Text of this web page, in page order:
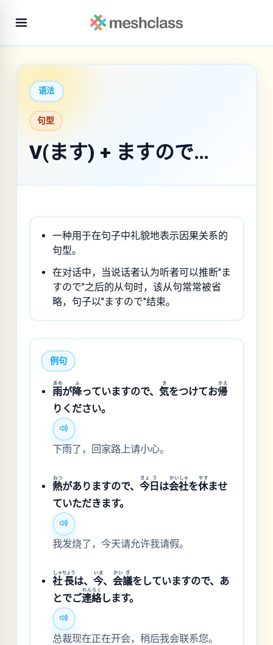
语法
句型
V(ます) + ますので…
一种用于在句子中礼貌地表示因果关系的
句型。
在对话中，当说话者认为听者可以推断"ま
すので"之后的从句时，该从句常常被省
略，句子以"ますので"结束。
例句
雨
あめ
が降
ふ
っていますので、気
き
をつけてお帰
かえ
りください。
下雨了，回家路上请小心。
熱
ねつ
がありますので、今
きょ
日
う
は会
かい
社
しゃ
を休
やす
ませ
ていただきます。
我发烧了，今天请允许我请假。
社
しゃ
長
ちょう
は、今
いま
、会
かい
議
ぎ
をしていますので、あ
とでご連
れん
絡
らく
します。
总裁现在正在开会，稍后我会联系您。